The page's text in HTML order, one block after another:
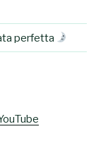
perfetta